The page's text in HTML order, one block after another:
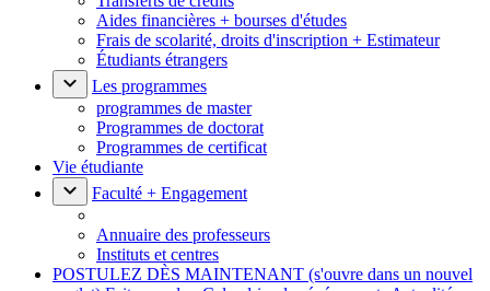
Aides financières + bourses d'études
Frais de scolarité, droits d'inscription + Estimateur
Étudiants étrangers
Les programmes
programmes de master
Programmes de doctorat
Programmes de certificat
Vie étudiante
Faculté + Engagement
Annuaire des professeurs
Instituts et centres
POSTULEZ DÈS MAINTENANT (s'ouvre dans un nouvel